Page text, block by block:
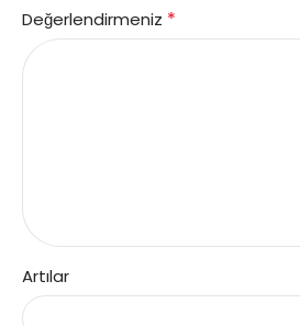
Değerlendirmeniz *
Artılar